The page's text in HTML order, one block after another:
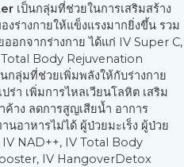
เป็นกลุ่มที่ช่วยในการเสริมสร้าง
ร่างกายให้แข็งแรงมากยิ่งขึ้น รวม
อกจากร่างกาย ได้แก่ IV Super C,
Body Rejuvenation
นกลุ่มที่ช่วยเพิ่มพลังให้กับร่างกาย
ร่า เพิ่มการไหลเวียนโลหิต เสริม
ค้าง ลดการสูญเสียน้ำ อาการ
นอาหารไม่ได้ ผู้ป่วยมะเร็ง ผู้ป่วย
NAD++, IV Total Body
IV HangoverDetox